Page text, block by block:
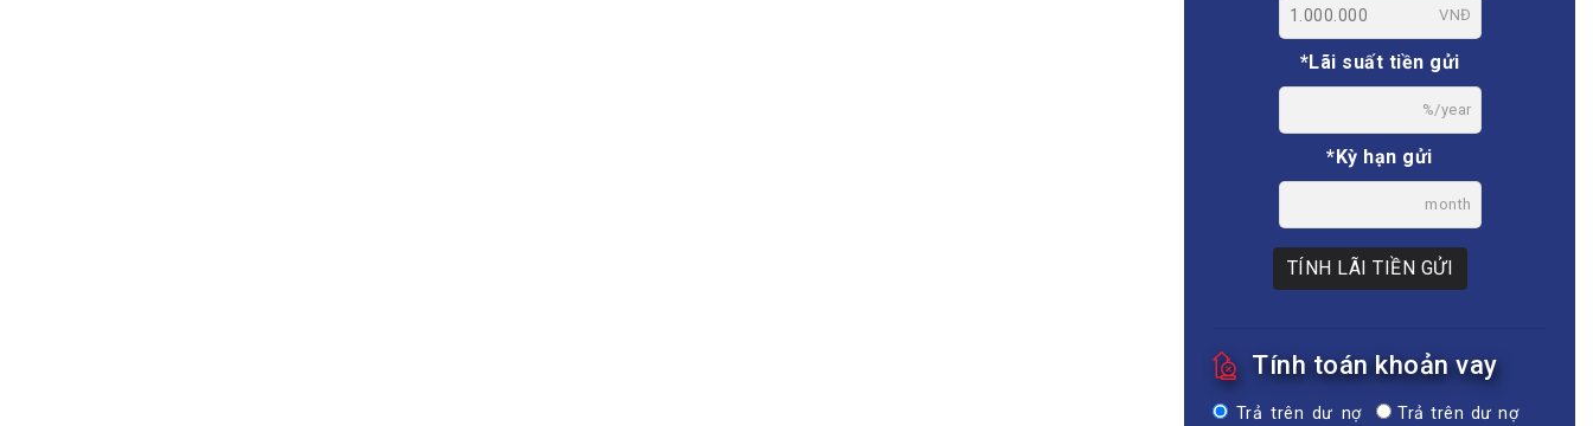
VNĐ
*Lãi suất tiền gửi
%/year
*Kỳ hạn gửi
month
TÍNH LÃI TIỀN GỬI
Tính toán khoản vay
Trả trên dư nợ
Trả trên dư nợ